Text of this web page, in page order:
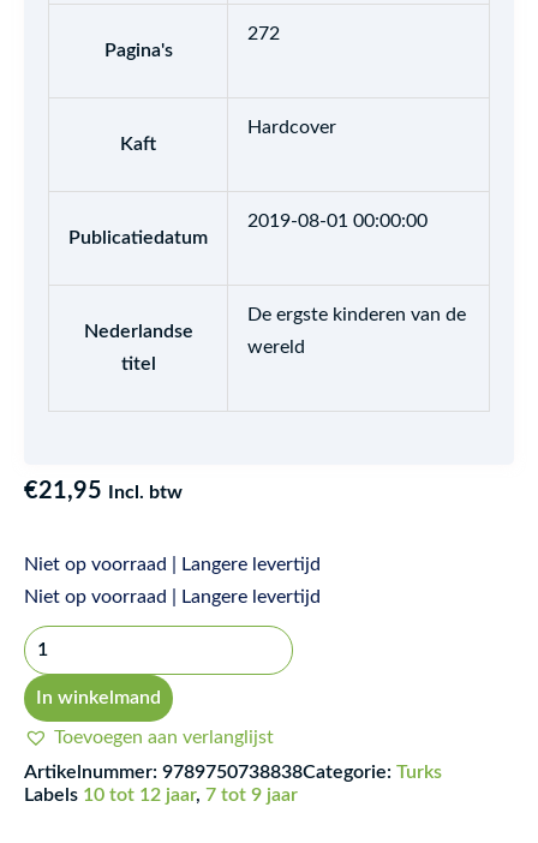
Pagina's
272
Kaft
Hardcover
Publicatiedatum
2019-08-01 00:00:00
Nederlandse
titel
De ergste kinderen van de
wereld
€21,95 Incl. btw
Niet op voorraad | Langere levertijd
Niet op voorraad | Langere levertijd
Dünyanın
En
Berbat
Çocukları
aantal
In winkelmand
Toevoegen aan verlanglijst
Artikelnummer: 9789750738838Categorie: Turks
Labels 10 tot 12 jaar, 7 tot 9 jaar